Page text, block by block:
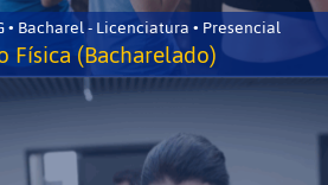
• Bacharel - Licenciatura • Presencial
Física (Bacharelado)